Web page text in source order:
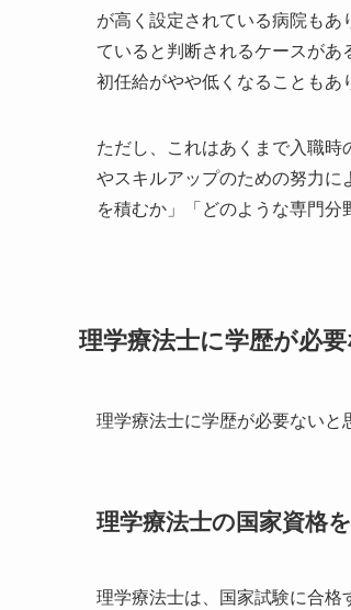
が高く設定されている病院も
ていると判断されるケースが
初任給がやや低くなることもあ
ただし、これはあくまで入職
やスキルアップのための努力に
を積むか」「どのような専門分
理学療法士に学歴が必
理学療法士に学歴が必要ないと
理学療法士の国家資格
理学療法士は、国家試験に合格